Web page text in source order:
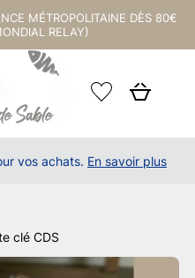
MÉTROPOLITAINE DÈS 80€
RELAY)
vos achats. En savoir plus
clé CDS